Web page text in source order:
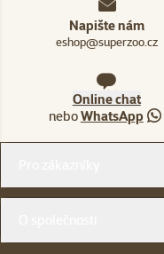
Napište nám
eshop@superzoo.cz
Online chat
neboWhatsApp